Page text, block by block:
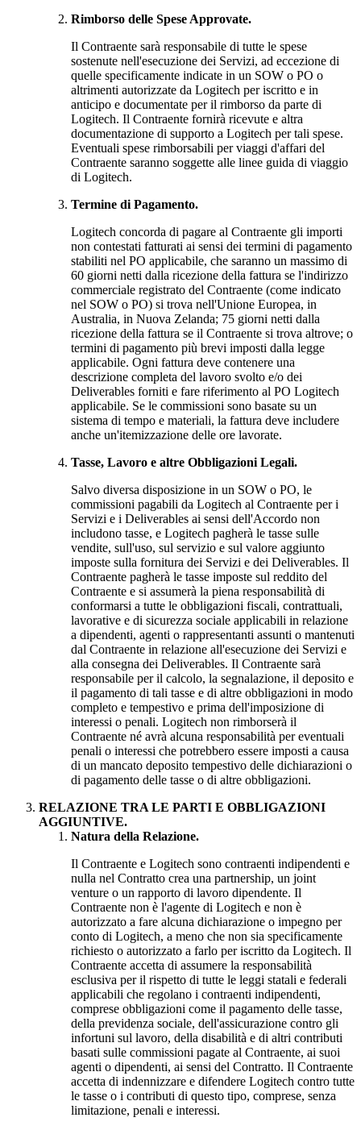
Rimborso delle Spese Approvate.
Il Contraente sarà responsabile di tutte le spese
sostenute nell'esecuzione dei Servizi, ad eccezione di
quelle specificamente indicate in un SOW o PO o
altrimenti autorizzate da Logitech per iscritto e in
anticipo e documentate per il rimborso da parte di
Logitech. Il Contraente fornirà ricevute e altra
documentazione di supporto a Logitech per tali spese.
Eventuali spese rimborsabili per viaggi d'affari del
Contraente saranno soggette alle linee guida di viaggio
di Logitech.
Termine di Pagamento.
Logitech concorda di pagare al Contraente gli importi
non contestati fatturati ai sensi dei termini di pagamento
stabiliti nel PO applicabile, che saranno un massimo di
60 giorni netti dalla ricezione della fattura se l'indirizzo
commerciale registrato del Contraente (come indicato
nel SOW o PO) si trova nell'Unione Europea, in
Australia, in Nuova Zelanda; 75 giorni netti dalla
ricezione della fattura se il Contraente si trova altrove; o
termini di pagamento più brevi imposti dalla legge
applicabile. Ogni fattura deve contenere una
descrizione completa del lavoro svolto e/o dei
Deliverables forniti e fare riferimento al PO Logitech
applicabile. Se le commissioni sono basate su un
sistema di tempo e materiali, la fattura deve includere
anche un'itemizzazione delle ore lavorate.
Tasse, Lavoro e altre Obbligazioni Legali.
Salvo diversa disposizione in un SOW o PO, le
commissioni pagabili da Logitech al Contraente per i
Servizi e i Deliverables ai sensi dell'Accordo non
includono tasse, e Logitech pagherà le tasse sulle
vendite, sull'uso, sul servizio e sul valore aggiunto
imposte sulla fornitura dei Servizi e dei Deliverables. Il
Contraente pagherà le tasse imposte sul reddito del
Contraente e si assumerà la piena responsabilità di
conformarsi a tutte le obbligazioni fiscali, contrattuali,
lavorative e di sicurezza sociale applicabili in relazione
a dipendenti, agenti o rappresentanti assunti o mantenuti
dal Contraente in relazione all'esecuzione dei Servizi e
alla consegna dei Deliverables. Il Contraente sarà
responsabile per il calcolo, la segnalazione, il deposito e
il pagamento di tali tasse e di altre obbligazioni in modo
completo e tempestivo e prima dell'imposizione di
interessi o penali. Logitech non rimborserà il
Contraente né avrà alcuna responsabilità per eventuali
penali o interessi che potrebbero essere imposti a causa
di un mancato deposito tempestivo delle dichiarazioni o
di pagamento delle tasse o di altre obbligazioni.
RELAZIONE TRA LE PARTI E OBBLIGAZIONI
AGGIUNTIVE.
Natura della Relazione.
Il Contraente e Logitech sono contraenti indipendenti e
nulla nel Contratto crea una partnership, un joint
venture o un rapporto di lavoro dipendente. Il
Contraente non è l'agente di Logitech e non è
autorizzato a fare alcuna dichiarazione o impegno per
conto di Logitech, a meno che non sia specificamente
richiesto o autorizzato a farlo per iscritto da Logitech. Il
Contraente accetta di assumere la responsabilità
esclusiva per il rispetto di tutte le leggi statali e federali
applicabili che regolano i contraenti indipendenti,
comprese obbligazioni come il pagamento delle tasse,
della previdenza sociale, dell'assicurazione contro gli
infortuni sul lavoro, della disabilità e di altri contributi
basati sulle commissioni pagate al Contraente, ai suoi
agenti o dipendenti, ai sensi del Contratto. Il Contraente
accetta di indennizzare e difendere Logitech contro tutte
le tasse o i contributi di questo tipo, comprese, senza
limitazione, penali e interessi.